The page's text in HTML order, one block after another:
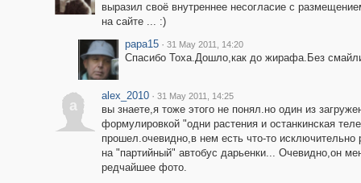
выразил своё внутреннее несогласие с
на сайте ... :)
papa15 · 31 May 2011, 14:20
Спасибо Toxa.Дошло,как до жирафа.Без
a
alex_2010 · 31 May 2011, 14:25
вы знаете,я тоже этого не понял.но один из
формулировкой "одни растения и останкинская
прошел.очевидно,в нем есть что-то
на "партийный" автобус дарьенки... Очевидно,он
редчайшее фото.